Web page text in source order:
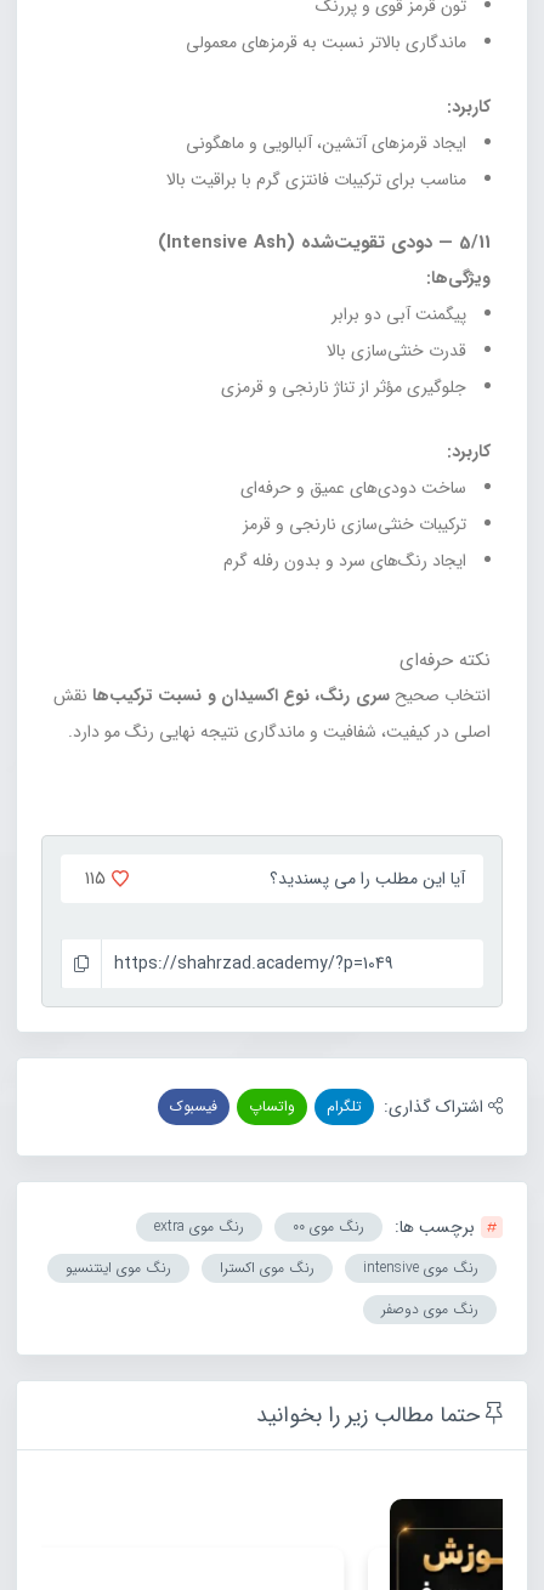
تون قرمز قوی و پررنگ
ماندگاری بالاتر نسبت به قرمزهای معمولی
کاربرد:
ایجاد قرمزهای آتشین، آلبالویی و ماهگونی
مناسب برای ترکیبات فانتزی گرم با براقیت بالا
5/11 — دودی تقویت‌شده (Intensive Ash)
ویژگی‌ها:
پیگمنت آبی دو برابر
قدرت خنثی‌سازی بالا
جلوگیری مؤثر از تناژ نارنجی و قرمزی
کاربرد:
ساخت دودی‌های عمیق و حرفه‌ای
ترکیبات خنثی‌سازی نارنجی و قرمز
ایجاد رنگ‌های سرد و بدون رفله گرم
نکته حرفه‌ای
انتخاب صحیحسری رنگ، نوع اکسیدان و نسبت ترکیب‌ها نقش
اصلی در کیفیت، شفافیت و ماندگاری نتیجه نهایی رنگ مو دارد.
آیا این مطلب را می پسندید؟ ۱۱۵
https://shahrzad.academy/?p=1049
اشتراک گذاری: تلگرام واتساپ فیسبوک
برچسب ها: رنگ موی ۰۰
رنگ موی extra
رنگ موی intensive
رنگ موی اکسترا
رنگ موی اینتنسیو
رنگ موی دوصفر
حتما مطالب زیر را بخوانید